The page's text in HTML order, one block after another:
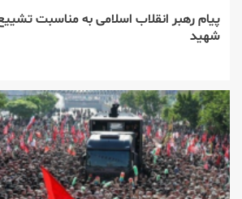
پیام رهبر انقلاب اسلامی به مناسبت
شهید